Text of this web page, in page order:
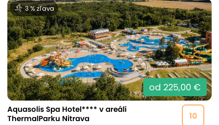
3 % zľava
od 225,00 €
10
Aquasolis Spa Hotel**** v areáli
ThermalParku Nitrava